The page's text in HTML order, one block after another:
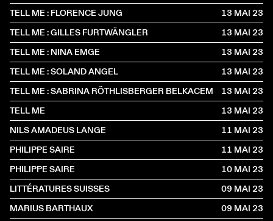
TELL ME : FLORENCE JUNG
13 MAI2023
TELL ME : GILLES FURTWÄNGLER
13 MAI2023
TELL ME : NINA EMGE
13 MAI2023
TELL ME : SOLAND ANGEL
13 MAI2023
TELL ME : SABRINA RÖTHLISBERGER BELKACEM
13 MAI2023
TELL ME
13 MAI2023
NILS AMADEUS LANGE
11 MAI2023
PHILIPPE SAIRE
11 MAI2023
PHILIPPE SAIRE
10 MAI2023
LITTÉRATURES SUISSES
09 MAI2023
MARIUS BARTHAUX
09 MAI2023